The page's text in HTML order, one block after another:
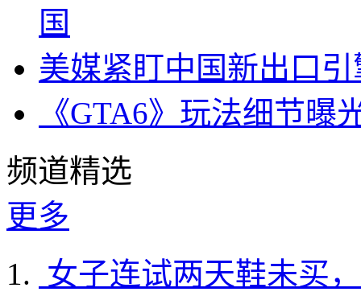
国
美媒紧盯中国新出口
《GTA6》玩法细节
频道精选
更多
女子连试两天鞋未买